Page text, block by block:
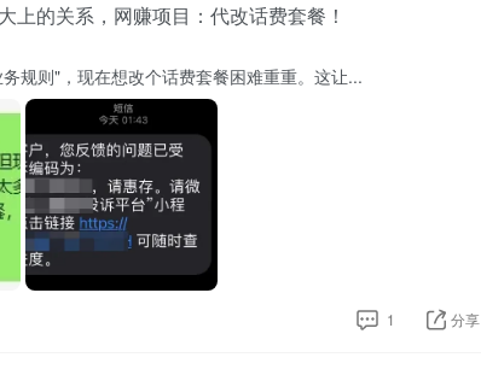
的关系，网赚项目：代改话费套餐！
规则"，现在想改个话费套餐困难重重。这让...
1 分享